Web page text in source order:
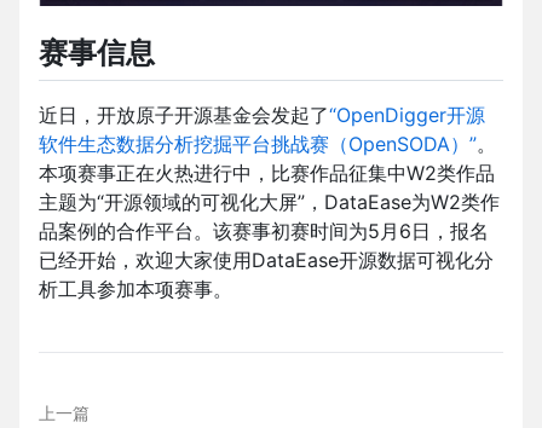
赛事信息
近日，开放原子开源基金会发起了“OpenDigger开源
软件生态数据分析挖掘平台挑战赛（OpenSODA）”。
本项赛事正在火热进行中，比赛作品征集中W2类作品
主题为“开源领域的可视化大屏”，DataEase为W2类作
品案例的合作平台。该赛事初赛时间为5月6日，报名
已经开始，欢迎大家使用DataEase开源数据可视化分
析工具参加本项赛事。
上一篇